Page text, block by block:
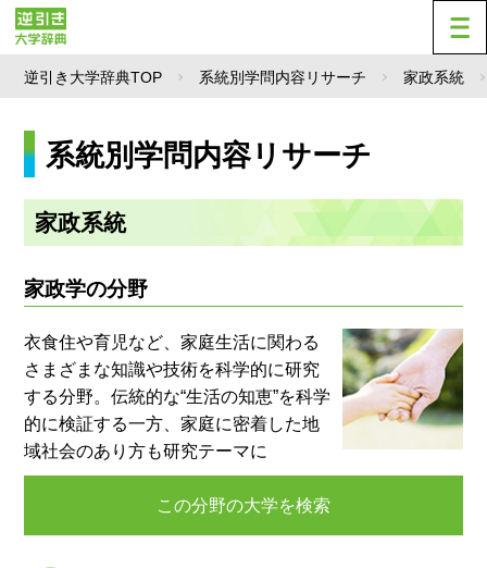
逆引き大学辞典TOP 系統別学問内容リサーチ 家政系統
系統別学問内容リサーチ
家政系統
家政学の分野
衣食住や育児など、家庭生活に関わる
さまざまな知識や技術を科学的に研究
する分野。伝統的な“生活の知恵”を科学
的に検証する一方、家庭に密着した地
域社会のあり方も研究テーマに
この分野の大学を検索